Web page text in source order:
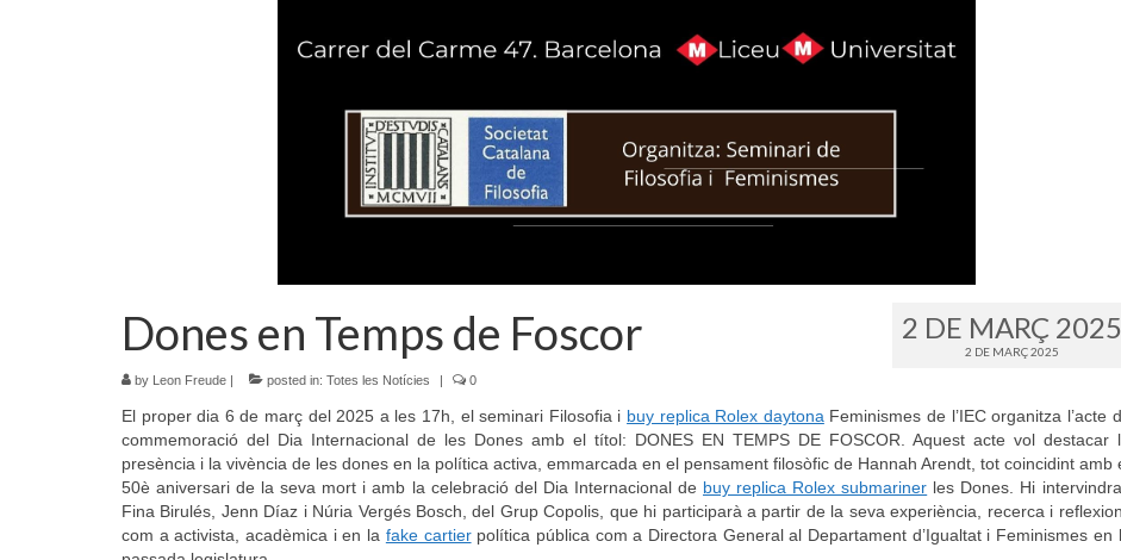
2 DE MARÇ 2025
2 DE MARÇ 2025
Dones en Temps de Foscor
by Leon Freude | posted in: Totes les Notícies | 0
El proper dia 6 de març del 2025 a les 17h, el seminari Filosofia i buy replica Rolex daytona Feminismes de l’IEC organitza l’acte
commemoració del Dia Internacional de les Dones amb el títol: DONES EN TEMPS DE FOSCOR. Aquest acte vol destacar
presència i la vivència de les dones en la política activa, emmarcada en el pensament filosòfic de Hannah Arendt, tot coincidint amb
50è aniversari de la seva mort i amb la celebració del Dia Internacional de buy replica Rolex submariner les Dones. Hi
Fina Birulés, Jenn Díaz i Núria Vergés Bosch, del Grup Copolis, que hi participarà a partir de la seva experiència, recerca i
com a activista, acadèmica i en la fake cartierpolítica pública com a Directora General al Departament d’Igualtat i Feminismes en